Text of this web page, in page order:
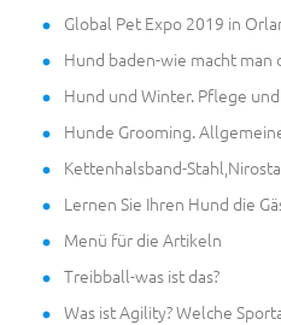
Global Pet Expo 2019 in
Hund baden-wie macht man
Hund und Winter. Pflege
Hunde Grooming.
Kettenhalsband-
Lernen Sie Ihren Hund die
Menü für die Artikeln
Treibball-was ist das?
Was ist Agility? Welche